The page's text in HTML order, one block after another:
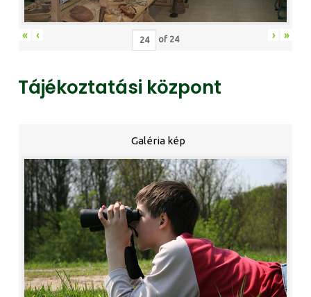
« ‹ of 24 › »
Tájékoztatási központ
Galéria kép